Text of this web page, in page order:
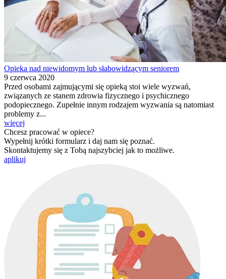
Opieka nad niewidomym lub słabowidzącym seniorem
9 czerwca 2020
Przed osobami zajmującymi się opieką stoi wiele wyzwań,
związanych ze stanem zdrowia fizycznego i psychicznego
podopiecznego. Zupełnie innym rodzajem wyzwania są natomiast
problemy z...
więcej
Chcesz pracować w opiece?
Wypełnij krótki formularz i daj nam się poznać.
Skontaktujemy się z Tobą najszybciej jak to możliwe.
aplikuj